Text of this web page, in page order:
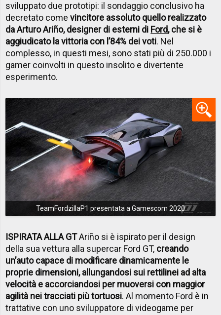
sviluppato due prototipi: il sondaggio conclusivo ha
decretato comevincitore assoluto quello realizzato
da Arturo Ariño, designer di esterni di Ford, che si è
aggiudicato la vittoria con l’84% dei voti. Nel
complesso, in questi mesi, sono stati più di 250.000 i
gamer coinvolti in questo insolito e divertente
esperimento.
TeamFordzillaP1 presentata a Gamescom 2020
ISPIRATA ALLA GTAriño si è ispirato per il design
della sua vettura alla supercar Ford GT, creando
un’auto capace di modificare dinamicamente le
proprie dimensioni, allungandosi sui rettilinei ad alta
velocità e accorciandosi per muoversi con maggior
agilità nei tracciati più tortuosi. Al momento Ford è in
trattative con uno sviluppatore di videogame per